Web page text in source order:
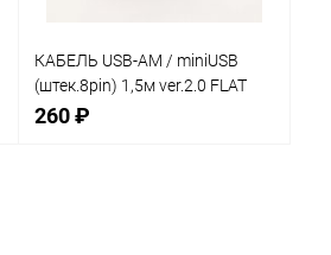
КАБЕЛЬ USB-AM / miniUSB
(штек.8pin) 1,5м ver.2.0 FLAT
type; черный (фотоаппарат/
260 ₽